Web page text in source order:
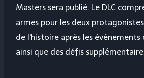
Masters sera publié. Le DLC
armes pour les deux
de l'histoire après les événements
ainsi que des défis